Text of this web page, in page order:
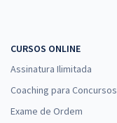
CURSOS ONLINE
Assinatura Ilimitada
Coaching para Concursos
Exame de Ordem